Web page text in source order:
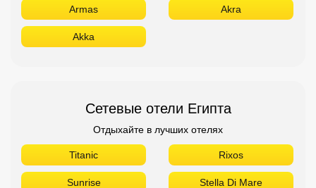
Novotel Movenpick
Jaz Hilton
Azur